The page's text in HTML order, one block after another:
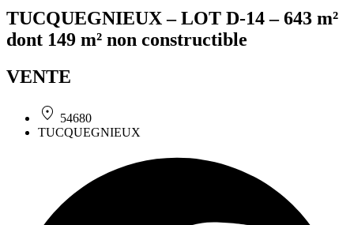
TUCQUEGNIEUX – LOT D-14 – 643 m²
dont 149 m² non constructible
VENTE
54680
TUCQUEGNIEUX